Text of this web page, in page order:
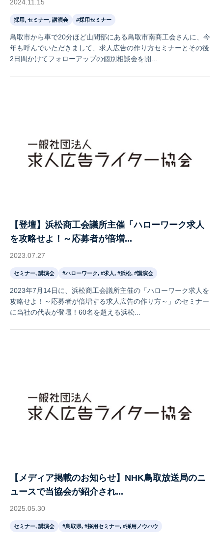
2024.11.15
採用, セミナー, 講演会 #採用セミナー
鳥取市から車で20分ほど山間部にある鳥取市南商工会さんに、今
年も呼んでいただきまして、求人広告の作り方セミナーとその後
2日間かけてフォローアップの個別相談会を開...
【登壇】浜松商工会議所主催「ハローワーク求人
を攻略せよ！～応募者が倍増...
2023.07.27
セミナー, 講演会 #ハローワーク, #求人, #浜松, #講演会
2023年7月14日に、浜松商工会議所主催の「ハローワーク求人を
攻略せよ！～応募者が倍増する求人広告の作り方～」のセミナー
に当社の代表が登壇！60名を超える浜松...
【メディア掲載のお知らせ】NHK鳥取放送局のニ
ュースで当協会が紹介され...
2025.05.30
セミナー, 講演会 #鳥取県, #採用セミナー, #採用ノウハウ